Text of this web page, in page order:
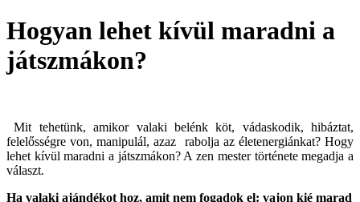
Hogyan lehet kívül maradni a
játszmákon?
Mit tehetünk, amikor valaki belénk köt, vádaskodik, hibáztat,
felelősségre von, manipulál, azaz rabolja az életenergiánkat? Hogy
lehet kívül maradni a játszmákon? A zen mester története megadja a
választ.
Ha valaki ajándékot hoz, amit nem fogadok el: vajon kié marad